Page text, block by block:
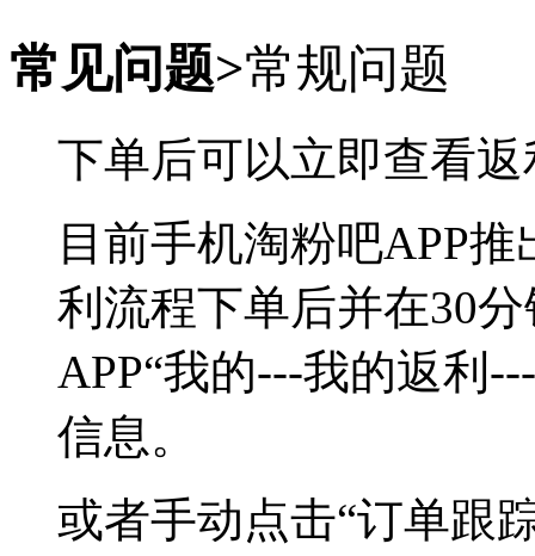
常见问题>常规问题
下单后可以立即查看返
目前手机淘粉吧APP
利流程下单后并在30
APP“我的---我的返利
信息。
或者手动点击“订单跟